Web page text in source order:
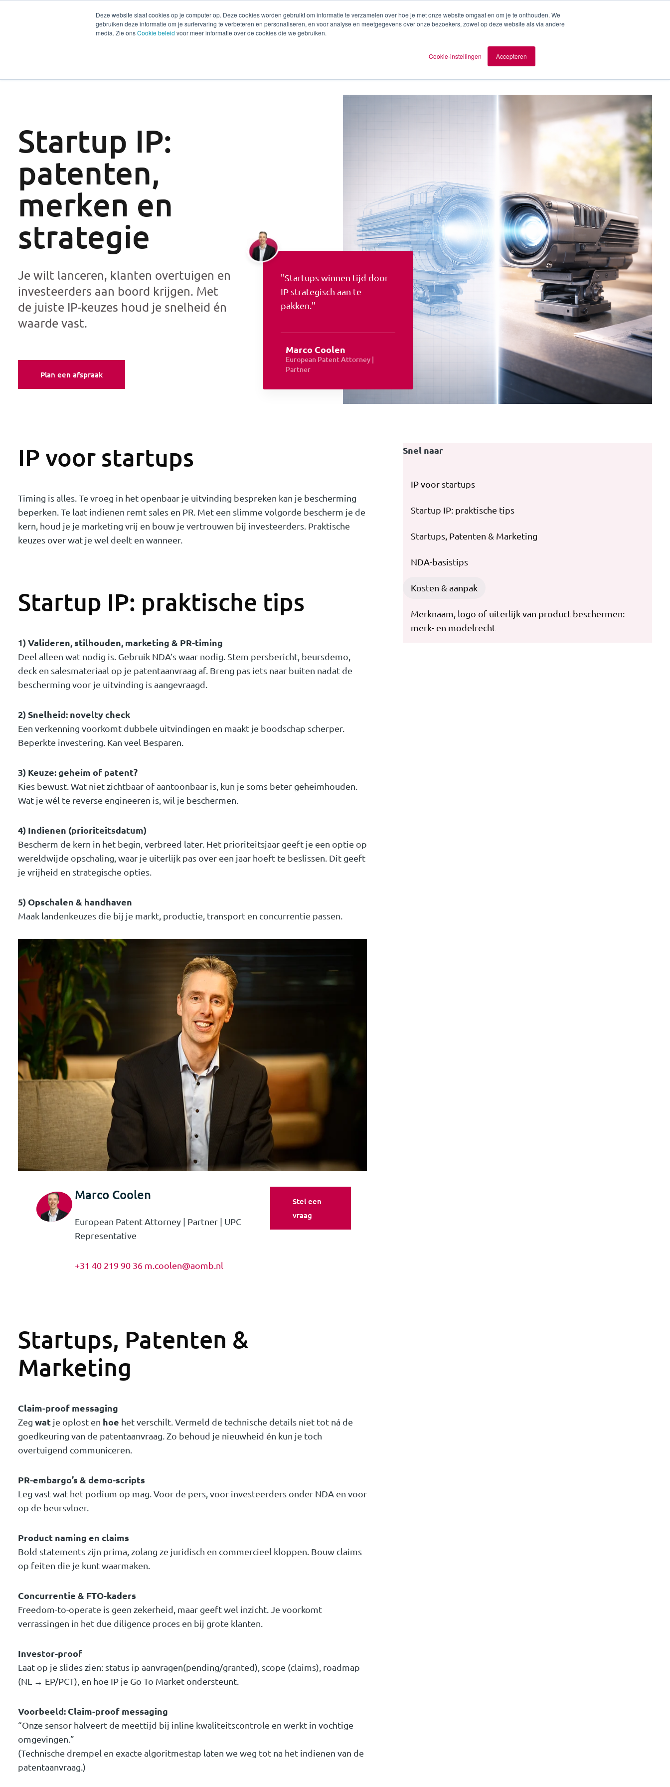
Deze website slaat cookies op je computer op. Deze cookies worden gebruikt om informatie te verzamelen over hoe je met onze website omgaat en om je te onthouden. We
gebruiken deze informatie om je surfervaring te verbeteren en personaliseren, en voor analyse en meetgegevens over onze bezoekers, zowel op deze website als via andere
media. Zie onsCookie beleid voor meer informatie over de cookies die we gebruiken.
Cookie-instellingen Accepteren
Diensten Sectoren Experts
Startup IP:
patenten,
merken en
strategie
Je wilt lanceren, klanten overtuigen en
investeerders aan boord krijgen. Met
de juiste IP-keuzes houd je snelheid én
waarde vast.
Plan een afspraak
''Startups winnen tijd door
IP strategisch aan te
pakken.''
Marco Coolen
European Patent Attorney |
Partner
IP voor startups
Timing is alles. Te vroeg in het openbaar je uitvinding bespreken kan je bescherming
beperken. Te laat indienen remt sales en PR. Met een slimme volgorde bescherm je de
kern, houd je je marketing vrij en bouw je vertrouwen bij investeerders. Praktische
keuzes over wat je wel deelt en wanneer.
Startup IP: praktische tips
1) Valideren, stilhouden, marketing & PR-timing
Deel alleen wat nodig is. Gebruik NDA’s waar nodig. Stem persbericht, beursdemo,
deck en salesmateriaal op je patentaanvraag af. Breng pas iets naar buiten nadat de
bescherming voor je uitvinding is aangevraagd.
2) Snelheid: novelty check
Een verkenning voorkomt dubbele uitvindingen en maakt je boodschap scherper.
Beperkte investering. Kan veel Besparen.
3) Keuze: geheim of patent?
Kies bewust. Wat niet zichtbaar of aantoonbaar is, kun je soms beter geheimhouden.
Wat je wél te reverse engineeren is, wil je beschermen.
4) Indienen (prioriteitsdatum)
Bescherm de kern in het begin, verbreed later. Het prioriteitsjaar geeft je een optie op
wereldwijde opschaling, waar je uiterlijk pas over een jaar hoeft te beslissen. Dit geeft
je vrijheid en strategische opties.
5) Opschalen & handhaven
Maak landenkeuzes die bij je markt, productie, transport en concurrentie passen.
Marco Coolen
European Patent Attorney | Partner | UPC
Representative
+31 40 219 90 36 m.coolen@aomb.nl
Stel een
vraag
Startups, Patenten &
Marketing
Claim-proof messaging
Zeg wat je oplost en hoe het verschilt. Vermeld de technische details niet tot ná de
goedkeuring van de patentaanvraag. Zo behoud je nieuwheid én kun je toch
overtuigend communiceren.
PR-embargo’s & demo-scripts
Leg vast wat het podium op mag. Voor de pers, voor investeerders onder NDA en voor
op de beursvloer.
Product naming en claims
Bold statements zijn prima, zolang ze juridisch en commercieel kloppen. Bouw claims
op feiten die je kunt waarmaken.
Concurrentie & FTO-kaders
Freedom-to-operate is geen zekerheid, maar geeft wel inzicht. Je voorkomt
verrassingen in het due diligence proces en bij grote klanten.
Investor-proof
Laat op je slides zien: status ip aanvragen(pending/granted), scope (claims), roadmap
(NL → EP/PCT), en hoe IP je Go To Market ondersteunt.
Voorbeeld: Claim-proof messaging
“Onze sensor halveert de meettijd bij inline kwaliteitscontrole en werkt in vochtige
omgevingen.”
(Technische drempel en exacte algoritmestap laten we weg tot na het indienen van de
patentaanvraag.)
Snel naar
IP voor startups
Startup IP: praktische tips
Startups, Patenten & Marketing
NDA-basistips
Kosten & aanpak
Merknaam, logo of uiterlijk van product beschermen:
merk- en modelrecht